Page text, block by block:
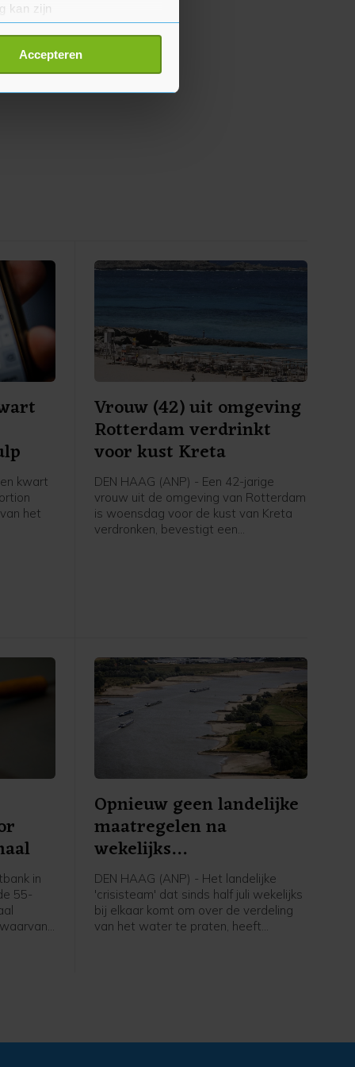
kan zijn
detailgedeelte
Accepteren
kwart
het
Vrouw (42) uit omgeving
Rotterdam verdrinkt
voor kust Kreta
DEN HAAG (ANP) - Een 42-jarige
vrouw uit de omgeving van Rotterdam
is woensdag voor de kust van Kreta
verdronken, bevestigt een
in
55-
Opnieuw geen landelijke
maatregelen na
wekelijks
'droogteoverleg'
DEN HAAG (ANP) - Het landelijke
'crisisteam' dat sinds half juli wekelijks
bij elkaar komt om over de verdeling
van het water te praten, heeft